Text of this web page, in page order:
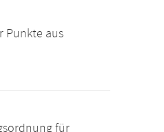
Punkte aus
für